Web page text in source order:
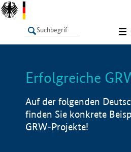
LISTE
Erfolgreiche
Auf der folgenden
finden Sie konkrete
GRW-Projekte!